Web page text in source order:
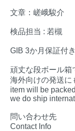
文章：嵯峨駿介
検品担当 : 若槻
GIB 3か月保証付き
頑丈な段ボール箱
海外向けの発送に
item will be
we do ship
問い合わせ先
Contact Info